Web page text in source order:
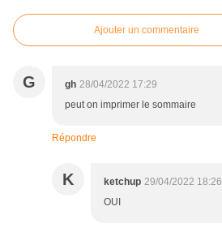
Ajouter un commentaire
G gh 28/04/2022 17:29
peut on imprimer le sommaire
Répondre
K ketchup 29/04/2022 18:26
OUI